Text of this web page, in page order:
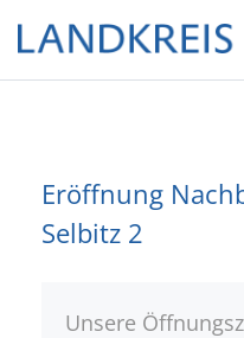
Eröffnung
Selbitz 2
Unsere